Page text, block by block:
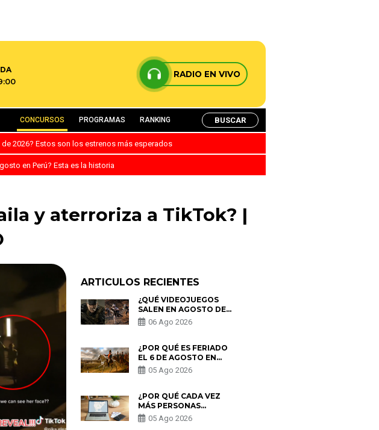
RADIO EN VIVO
CONCURSOS PROGRAMAS RANKING BUSCAR
2026? Estos son los estrenos más esperados
en Perú? Esta es la historia
y aterroriza a TikTok? |
ARTICULOS RECIENTES
¿QUÉ VIDEOJUEGOS
SALEN EN AGOSTO DE
2026? ESTOS SON LOS
ESTRENOS MÁS
06 Ago 2026
¿POR QUÉ ES FERIADO
EL 6 DE AGOSTO EN
PERÚ? ESTA ES LA
HISTORIA
05 Ago 2026
¿POR QUÉ CADA VEZ
MÁS PERSONAS
UTILIZAN UNA VPN
PARA PROTEGER SU
05 Ago 2026